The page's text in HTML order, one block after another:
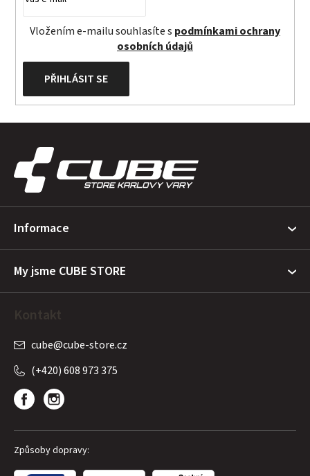
Vložením e-mailu souhlasíte s podmínkami ochrany
osobních údajů
PŘIHLÁSIT SE
Informace
My jsme CUBE STORE
Kontakt
cube@cube-store.cz
(+420) 608 973 375
Způsoby dopravy: